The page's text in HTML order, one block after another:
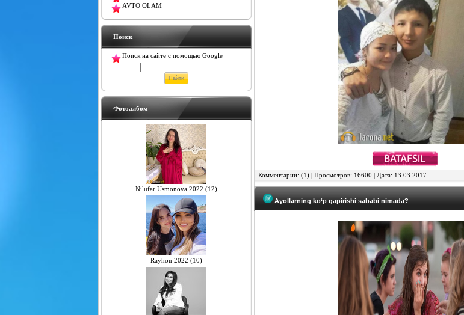
AVTO OLAM
Поиск
Поиск на сайте с помощью Google
Фотоалбом
Nilufar Usmonova 2022 (12)
Rayhon 2022 (10)
Комментарии: (1) | Просмотров: 16600 | Дата: 13.03.2017
Ayollarning ko‘p gapirishi sababi nimada?